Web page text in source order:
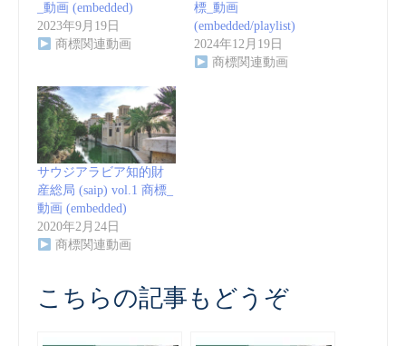
_動画 (embedded)
2023年9月19日
商標関連動画
標_動画
(embedded/playlist)
2024年12月19日
商標関連動画
サウジアラビア知的財
産総局 (saip) vol.1 商標_
動画 (embedded)
2020年2月24日
商標関連動画
こちらの記事もどうぞ